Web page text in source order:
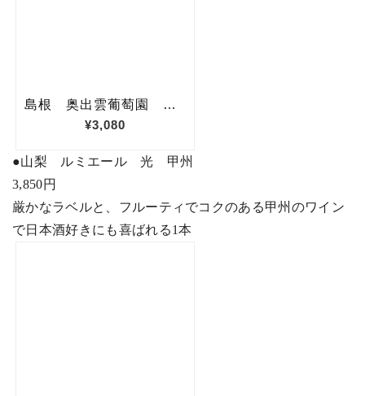
●山梨 ルミエール 光 甲州
3,850円
厳かなラベルと、フルーティでコクのある甲州のワイン
で日本酒好きにも喜ばれる1本